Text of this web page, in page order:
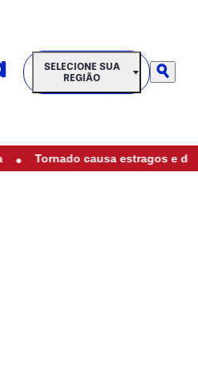
SELECIONE SUA REGIÃO
SELECIONE SUA
REGIÃO
Tornado causa estragos e deixa